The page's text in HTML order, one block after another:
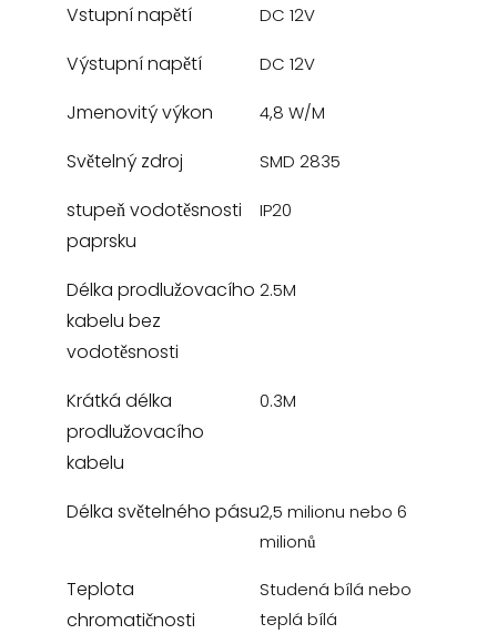
Vstupní napětí DC 12V
Výstupní napětí DC 12V
Jmenovitý výkon 4,8 W/M
Světelný zdroj SMD 2835
stupeň vodotěsnosti
paprsku
IP20
Délka prodlužovacího
kabelu bez
vodotěsnosti
2.5M
Krátká délka
prodlužovacího
kabelu
0.3M
Délka světelného pásu2,5 milionu nebo 6
milionů
Teplota
chromatičnosti
Studená bílá nebo
teplá bílá